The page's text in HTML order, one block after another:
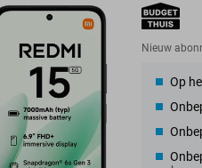
Nieuw
Op